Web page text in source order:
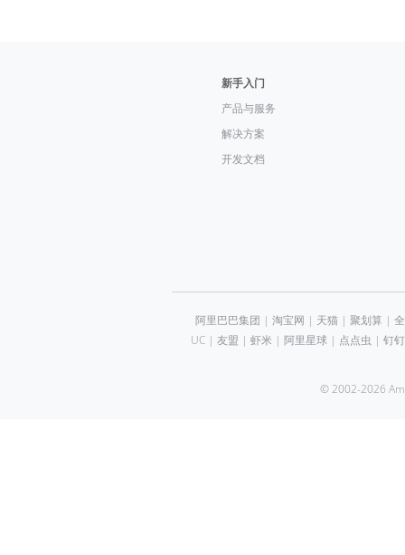
新手入门
产品与服务
解决方案
开发文档
阿里巴巴集团 | 淘宝网 | 天猫| 聚划算 |
UC| 友盟 | 虾米 | 阿里星球| 点点虫 | 钉钉
© 2002-2026